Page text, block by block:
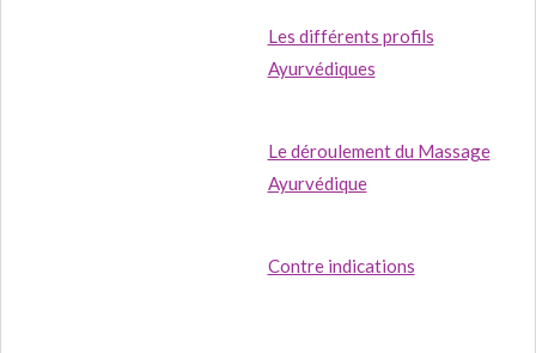
Les différents profils
Ayurvédiques
Le déroulement du Massage
Ayurvédique
Contre indications